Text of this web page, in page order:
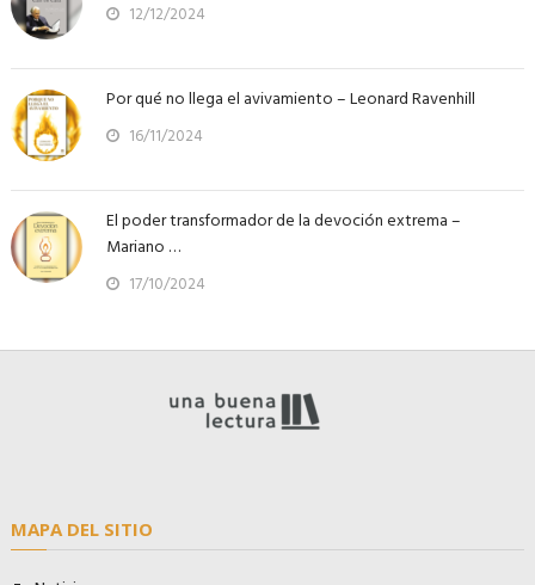
12/12/2024
Por qué no llega el avivamiento – Leonard Ravenhill
16/11/2024
El poder transformador de la devoción extrema –
Mariano …
17/10/2024
MAPA DEL SITIO